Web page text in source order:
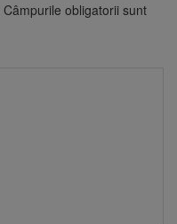
Câmpurile obligatorii sunt